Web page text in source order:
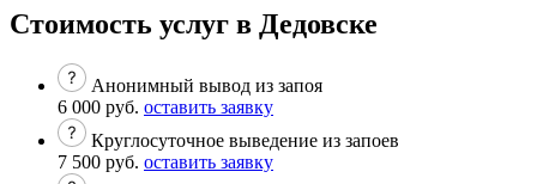
Стоимость услуг в Дедовске
Анонимный вывод из запоя
6 000 руб. оставить заявку
Круглосуточное выведение из запоев
7 500 руб. оставить заявку